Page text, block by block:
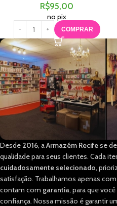
R$95,00
no pix
COMPRAR
Desde 2016, aArmazém Recifese
qualidade para seus clientes. Cada
cuidadosamente selecionado,
satisfação. Trabalhamos apenas
contam com garantia, para que
confiança. Nossa missão é garantir